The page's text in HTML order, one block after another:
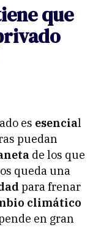
que
es esencial
puedan
de los que
queda una
para frenar
climático
en gran